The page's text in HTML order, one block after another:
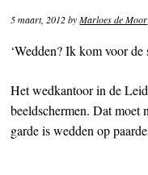
5 maart, 2012byMarloes de Moor
‘Wedden? Ik kom voor de
Het wedkantoor in de
beeldschermen. Dat
garde is wedden op